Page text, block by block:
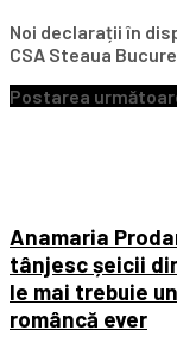
Noi declarații în
CSA Steaua
Postarea
Anamaria
tânjesc șeicii
le mai trebuie
româncă ever